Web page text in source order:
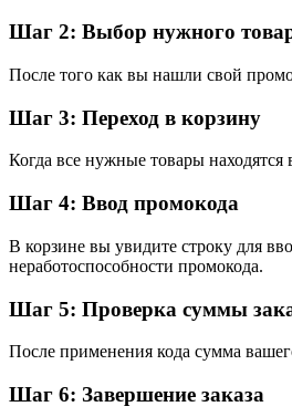
Шаг 2: Выбор нужного
После того как вы нашли свой
Шаг 3: Переход в корзину
Когда все нужные товары
Шаг 4: Ввод промокода
В корзине вы увидите строку для
неработоспособности промокода.
Шаг 5: Проверка суммы
После применения кода сумма
Шаг 6: Завершение заказа